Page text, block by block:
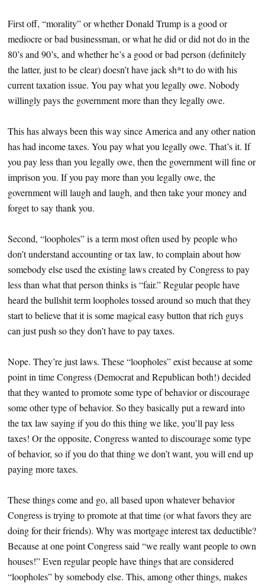
First off, “morality” or whether Donald Trump is a good or
mediocre or bad businessman, or what he did or did not do in the
80’s and 90’s, and whether he’s a good or bad person (definitely
the latter, just to be clear) doesn’t have jack sh*t to do with his
current taxation issue. You pay what you legally owe. Nobody
willingly pays the government more than they legally owe.
This has always been this way since America and any other nation
has had income taxes. You pay what you legally owe. That’s it. If
you pay less than you legally owe, then the government will fine or
imprison you. If you pay more than you legally owe, the
government will laugh and laugh, and then take your money and
forget to say thank you.
Second, “loopholes” is a term most often used by people who
don’t understand accounting or tax law, to complain about how
somebody else used the existing laws created by Congress to pay
less than what that person thinks is “fair.” Regular people have
heard the bullshit term loopholes tossed around so much that they
start to believe that it is some magical easy button that rich guys
can just push so they don’t have to pay taxes.
Nope. They’re just laws. These “loopholes” exist because at some
point in time Congress (Democrat and Republican both!) decided
that they wanted to promote some type of behavior or discourage
some other type of behavior. So they basically put a reward into
the tax law saying if you do this thing we like, you’ll pay less
taxes! Or the opposite, Congress wanted to discourage some type
of behavior, so if you do that thing we don’t want, you will end up
paying more taxes.
These things come and go, all based upon whatever behavior
Congress is trying to promote at that time (or what favors they are
doing for their friends). Why was mortgage interest tax deductible?
Because at one point Congress said “we really want people to own
houses!” Even regular people have things that are considered
“loopholes” by somebody else. This, among other things, makes